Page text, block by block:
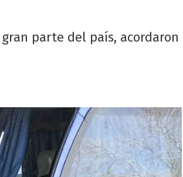
parte del país, acordaron